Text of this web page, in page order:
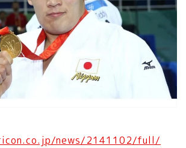
news/2141102/full/